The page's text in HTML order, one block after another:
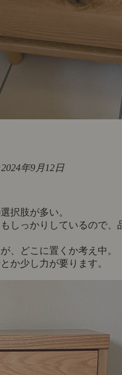
2024年9月12日
択肢が多い。
しっかりしているので、
、どこに置くか考え中。
か少し力が要ります。